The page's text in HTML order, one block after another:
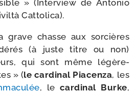
» (Interview de Antonio
Cattolica).
grave chasse aux sor­cières
(à juste titre ou non)
qui sont même légè­re­
» (le car­di­nal Piacenza, les
, le car­di­nal Burke,